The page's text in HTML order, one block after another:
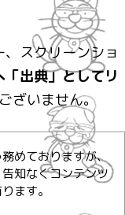
スクリーンショ
出典」としてリ
ざいません。
めておりますが、
知なくコンテンツ
ます。